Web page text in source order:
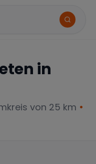
in
von 25 km •